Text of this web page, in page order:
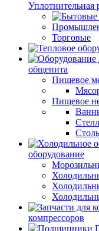
Уплотнительная
Торговые
общепита
Пищевое
Пищевое
оборудование
компрессоров